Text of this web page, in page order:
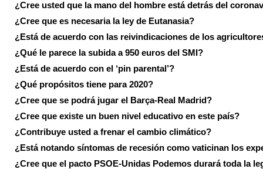
¿Cree usted que la mano del hombre está detrás del
¿Cree que es necesaria la ley de Eutanasia?
¿Está de acuerdo con las reivindicaciones de los
¿Qué le parece la subida a 950 euros del SMI?
¿Está de acuerdo con el ‘pin parental’?
¿Qué propósitos tiene para 2020?
¿Cree que se podrá jugar el Barça-Real Madrid?
¿Cree que existe un buen nivel educativo en este país?
¿Contribuye usted a frenar el cambio climático?
¿Está notando síntomas de recesión como vaticinan los
¿Cree que el pacto PSOE-Unidas Podemos durará toda la